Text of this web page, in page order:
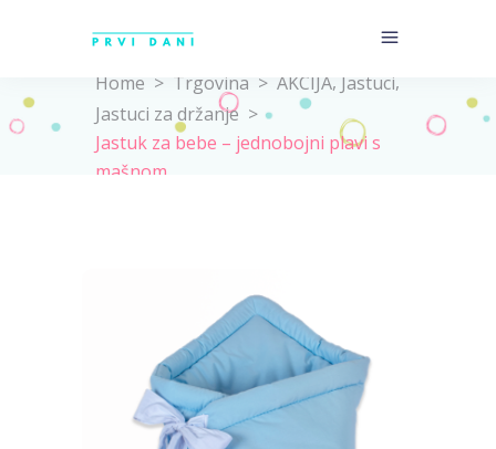
Home > Trgovina > AKCIJA, Jastuci,
Jastuci za držanje >
Jastuk za bebe – jednobojni plavi s
mašnom